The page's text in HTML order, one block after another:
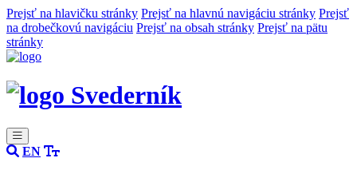
Prejsť na hlavičku stránky Prejsť na hlavnú navigáciu stránky Prejsť
na drobečkovú navigáciu Prejsť na obsah stránky Prejsť na pätu
stránky
Svederník
EN